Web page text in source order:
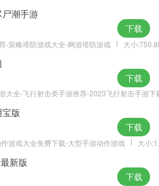
的宠物选择是非常重要的，但是小编个
期是基本都换掉的。比如小编一开始
经被我压箱底了。
宠物是最关键了，那么小编给大家推
，霹雳弹，奥伯维尔，卡加顿都是非常
推荐朱雀哦~
对宠物进行升星，包括探险，探险和迷
潮手游
-策略塔防游戏大全-网游塔防游戏 大小
下载
大全-飞行射击类手游推荐-2023飞行射击手游下
下载
版
游戏大全免费下载-大型手游动作游戏 大小
下载
新版
下载